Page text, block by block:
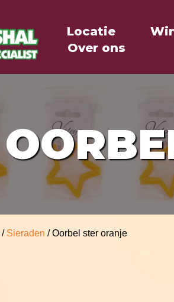
Locatie
Over ons
/ Sieraden / Oorbel ster oranje